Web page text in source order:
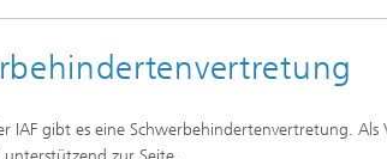
IAF gibt es eine Schwerbehindertenvertretung.